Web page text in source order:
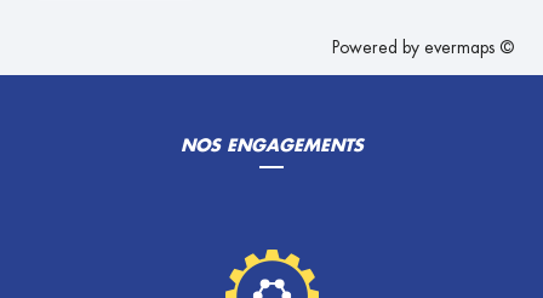
Powered by evermaps ©
NOS ENGAGEMENTS